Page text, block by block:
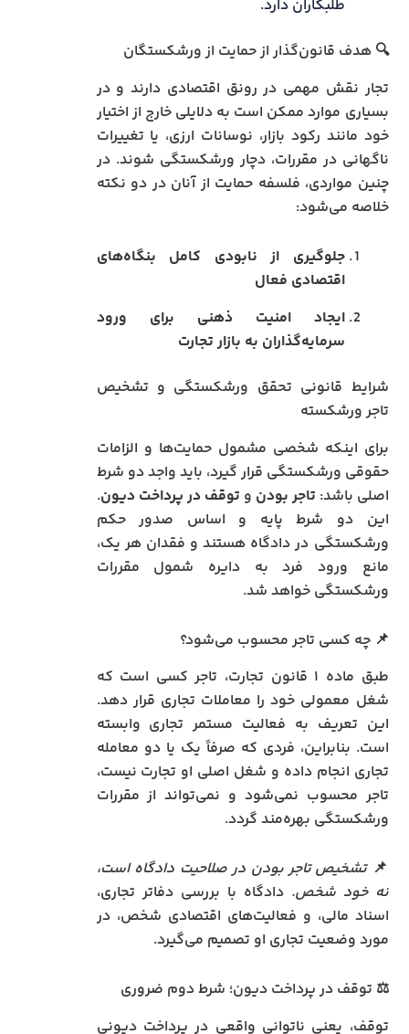
طلبکاران دارد.
🔍 هدف قانون‌گذار از حمایت از ورشکستگان
تجار نقش مهمی در رونق اقتصادی دارند و در
بسیاری موارد ممکن است به دلایلی خارج از اختیار
خود مانند رکود بازار، نوسانات ارزی، یا تغییرات
ناگهانی در مقررات، دچار ورشکستگی شوند. در
چنین مواردی، فلسفه حمایت از آنان در دو نکته
خلاصه می‌شود:
جلوگیری از نابودی کامل بنگاه‌های
اقتصادی فعال
ایجاد امنیت ذهنی برای ورود
سرمایه‌گذاران به بازار تجارت
شرایط قانونی تحقق ورشکستگی و تشخیص
تاجر ورشکسته
برای اینکه شخصی مشمول حمایت‌ها و الزامات
حقوقی ورشکستگی قرار گیرد، باید واجد دو شرط
اصلی باشد: تاجر بودن و توقف در پرداخت دیون.
این دو شرط پایه و اساس صدور حکم
ورشکستگی در دادگاه هستند و فقدان هر یک،
مانع ورود فرد به دایره شمول مقررات
ورشکستگی خواهد شد.
📌 چه کسی تاجر محسوب می‌شود؟
طبق ماده ۱ قانون تجارت، تاجر کسی است که
شغل معمولی خود را معاملات تجاری قرار دهد.
این تعریف به فعالیت مستمر تجاری وابسته
است. بنابراین، فردی که صرفاً یک یا دو معامله
تجاری انجام داده و شغل اصلی او تجارت نیست،
تاجر محسوب نمی‌شود و نمی‌تواند از مقررات
ورشکستگی بهره‌مند گردد.
📌تشخیص تاجر بودن در صلاحیت دادگاه است،
نه خود شخص. دادگاه با بررسی دفاتر تجاری،
اسناد مالی، و فعالیت‌های اقتصادی شخص، در
مورد وضعیت تجاری او تصمیم می‌گیرد.
⚖️ توقف در پرداخت دیون؛ شرط دوم ضروری
توقف، یعنی ناتوانی واقعی در پرداخت دیونی